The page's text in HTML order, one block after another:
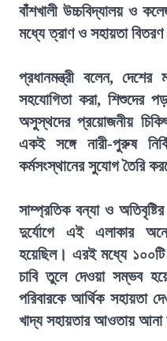
বাঁশখালী উচ্চবিদ্যালয় ও
মধ্যে ত্রাণ ও সহায়তা
প্রধানমন্ত্রী বলেন, দেশের
সহযোগিতা করা, শিশুদের
অসুস্থদের প্রয়োজনীয়
একই সঙ্গে নারী-পুরুষ
কর্মসংস্থানের সুযোগ তৈরি
সাম্প্রতিক বন্যা ও
দুর্যোগে এই এলাকার
হয়েছিল। এরই মধ্যে ১০০টি
চাবি তুলে দেওয়া সম্ভব
পরিবারকে আর্থিক সহায়তা
খাদ্য সহায়তার আওতায় আনা